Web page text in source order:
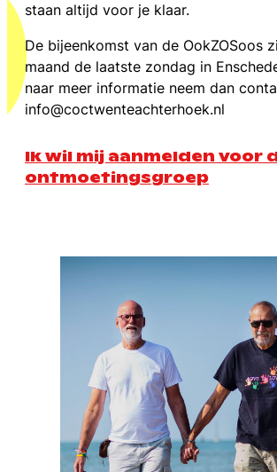
staan altijd voor je klaar.
De bijeenkomst van de OokZOSoos
maand de laatste zondag in
naar meer informatie neem dan
info@coctwenteachterhoek.nl
Ik wil mij aanmelden voor
ontmoetingsgroep